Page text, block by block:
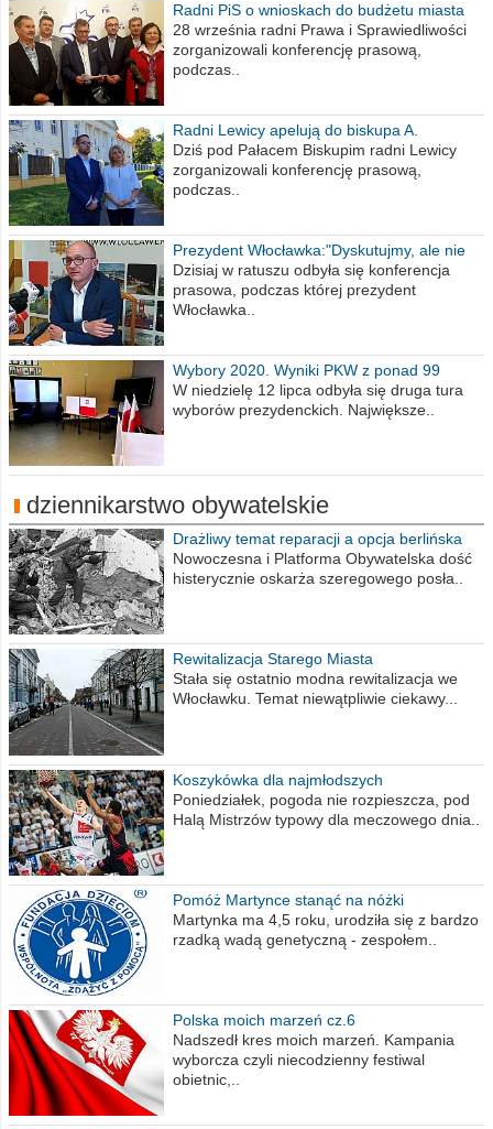
Radni PiS o wnioskach do budżetu miasta
na 2021 rok
28 września radni Prawa i Sprawiedliwości
zorganizowali konferencję prasową,
podczas..
Radni Lewicy apelują do biskupa A.
Wiesława Meringa
Dziś pod Pałacem Biskupim radni Lewicy
zorganizowali konferencję prasową,
podczas..
Prezydent Włocławka:"Dyskutujmy, ale nie
obrażajmy się”
Dzisiaj w ratuszu odbyła się konferencja
prasowa, podczas której prezydent
Włocławka..
Wybory 2020. Wyniki PKW z ponad 99
procent obwodów
W niedzielę 12 lipca odbyła się druga tura
wyborów prezydenckich. Największe..
dziennikarstwo obywatelskie
Drażliwy temat reparacji a opcja berlińska
Nowoczesna i Platforma Obywatelska dość
histerycznie oskarża szeregowego posła..
Rewitalizacja Starego Miasta
Stała się ostatnio modna rewitalizacja we
Włocławku. Temat niewątpliwie ciekawy...
Koszykówka dla najmłodszych
Poniedziałek, pogoda nie rozpieszcza, pod
Halą Mistrzów typowy dla meczowego dnia..
Pomóż Martynce stanąć na nóżki
Martynka ma 4,5 roku, urodziła się z bardzo
rzadką wadą genetyczną - zespołem..
Polska moich marzeń cz.6
Nadszedł kres moich marzeń. Kampania
wyborcza czyli niecodzienny festiwal
obietnic,..